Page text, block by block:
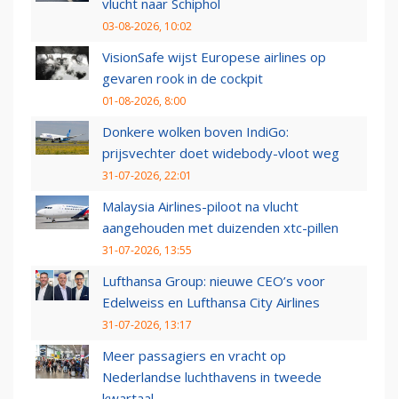
vlucht naar Schiphol
03-08-2026, 10:02
VisionSafe wijst Europese airlines op
gevaren rook in de cockpit
01-08-2026, 8:00
Donkere wolken boven IndiGo:
prijsvechter doet widebody-vloot weg
31-07-2026, 22:01
Malaysia Airlines-piloot na vlucht
aangehouden met duizenden xtc-pillen
31-07-2026, 13:55
Lufthansa Group: nieuwe CEO’s voor
Edelweiss en Lufthansa City Airlines
31-07-2026, 13:17
Meer passagiers en vracht op
Nederlandse luchthavens in tweede